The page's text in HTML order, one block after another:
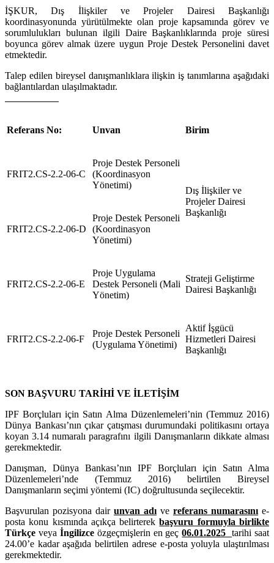
İŞKUR, Dış İlişkiler ve Projeler Dairesi Başkanlığı
koordinasyonunda yürütülmekte olan proje kapsamında görev ve
sorumlulukları bulunan ilgili Daire Başkanlıklarında proje süresi
boyunca görev almak üzere uygun Proje Destek Personelini davet
etmektedir.
Talep edilen bireysel danışmanlıklara ilişkin iş tanımlarına aşağıdaki
bağlantılardan ulaşılmaktadır.
Referans No: Unvan Birim
FRIT2.CS-2.2-06-C
Proje Destek Personeli
(Koordinasyon
Yönetimi)
Dış İlişkiler ve
Projeler Dairesi
Başkanlığı
FRIT2.CS-2.2-06-D
Proje Destek Personeli
(Koordinasyon
Yönetimi)
FRIT2.CS-2.2-06-E
Proje Uygulama
Destek Personeli (Mali
Yönetim)
Strateji Geliştirme
Dairesi Başkanlığı
FRIT2.CS-2.2-06-F
Proje Destek Personeli
(Uygulama Yönetimi)
Aktif İşgücü
Hizmetleri Dairesi
Başkanlığı
SON BAŞVURU TARİHİ VE İLETİŞİM
IPF Borçluları için Satın Alma Düzenlemeleri’nin (Temmuz 2016)
Dünya Bankası’nın çıkar çatışması durumundaki politikasını ortaya
koyan 3.14 numaralı paragrafını ilgili Danışmanların dikkate alması
gerekmektedir.
Danışman, Dünya Bankası’nın IPF Borçluları için Satın Alma
Düzenlemeleri’nde (Temmuz 2016) belirtilen Bireysel
Danışmanların seçimi yöntemi (IC) doğrultusunda seçilecektir.
Başvurulan pozisyona dair unvan adı ve referans numarasını e-
posta konu kısmında açıkça belirterekbaşvuru formuyla birlikte
Türkçe veya İngilizce özgeçmişlerin en geç06.01.2025tarihi saat
24.00’e kadar aşağıda belirtilen adrese e-posta yoluyla ulaştırılması
gerekmektedir.